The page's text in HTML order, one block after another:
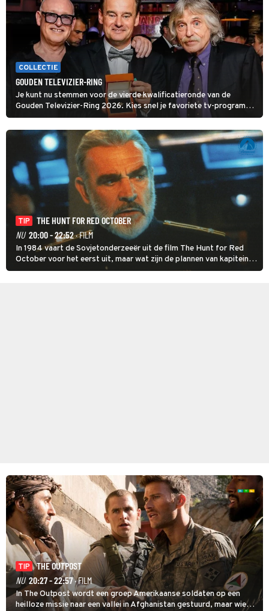
COLLECTIE
GOUDEN TELEVIZIER-RING
Je kunt nu stemmen voor de vierde kwalificatieronde van de
Gouden Televizier-Ring 2026. Kies snel je favoriete tv-programma
én streamingshow .
TIP
THE HUNT FOR RED OCTOBER
NU 20:00 - 22:52· FILM
In 1984 vaart de Sovjetonderzeeër uit de film The Hunt for Red
October voor het eerst uit, maar wat zijn de plannen van kapitein
Marko Ramius?
TIP
THE OUTPOST
NU 20:27 - 22:57· FILM
In The Outpost wordt een groep Amerikaanse soldaten op een
heilloze missie naar een vallei in Afghanistan gestuurd, maar wie